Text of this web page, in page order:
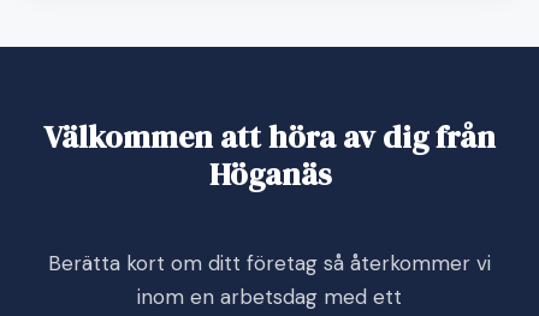
Välkommen att höra av dig från
Höganäs
Berätta kort om ditt företag så återkommer vi
inom en arbetsdag med ett